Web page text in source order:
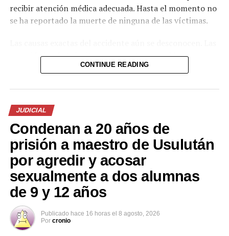
recibir atención médica adecuada. Hasta el momento no
se ha reportado la muerte de ninguna de las víctimas.
autoridades de tránsito se encuentran en el lugar
realizando las investigaciones correspondientes para
circunstancias del hecho.
El tramo de la carretera registró congestión vehicular
mientras se realizaban las labores de atención a los
lesionados y el retiro de los vehículos involucrados.
CONTINUE READING
JUDICIAL
Condenan a 20 años de
prisión a maestro de Usulután
por agredir y acosar
sexualmente a dos alumnas
de 9 y 12 años
Publicado hace 16 horas el 8 agosto, 2026
Por cronio